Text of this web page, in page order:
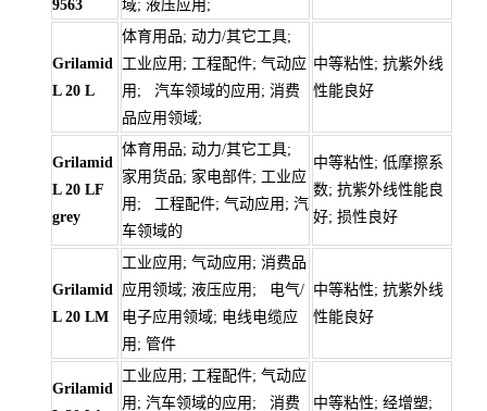
9563
域; 液压应用;
Grilamid
L 20 L
体育用品; 动力/其它工具;
工业应用; 工程配件; 气动应
用; 汽车领域的应用; 消费
品应用领域;
中等粘性; 抗紫外线
性能良好
Grilamid
L 20 LF
grey
体育用品; 动力/其它工具;
家用货品; 家电部件; 工业应
用; 工程配件; 气动应用; 汽
车领域的
中等粘性; 低摩擦系
数; 抗紫外线性能良
好; 损性良好
Grilamid
L 20 LM
工业应用; 气动应用; 消费品
应用领域; 液压应用; 电气/
电子应用领域; 电线电缆应
用; 管件
中等粘性; 抗紫外线
性能良好
Grilamid
工业应用; 工程配件; 气动应
用; 汽车领域的应用; 消费
中等粘性; 经增塑;